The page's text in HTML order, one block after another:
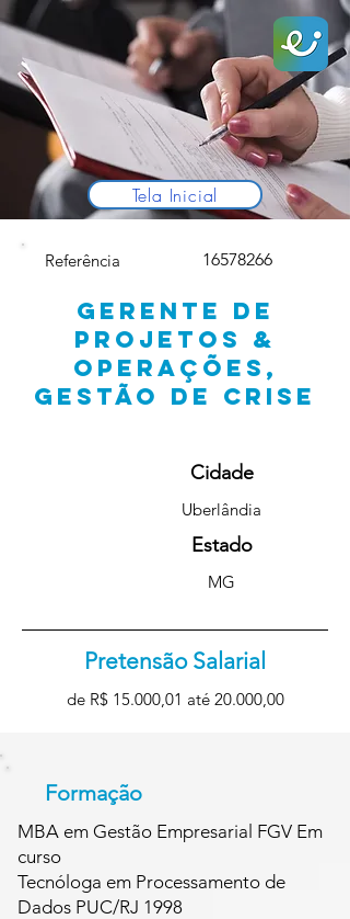
Tela Inicial
Referência 16578266
GERENTE DE
PROJETOS &
OPERAÇÕES,
GESTÃO DE CRISE
Cidade
Uberlândia
Estado
MG
Pretensão Salarial
de R$ 15.000,01 até 20.000,00
Formação
MBA em Gestão Empresarial FGV Em
curso
Tecnóloga em Processamento de
Dados PUC/RJ 1998